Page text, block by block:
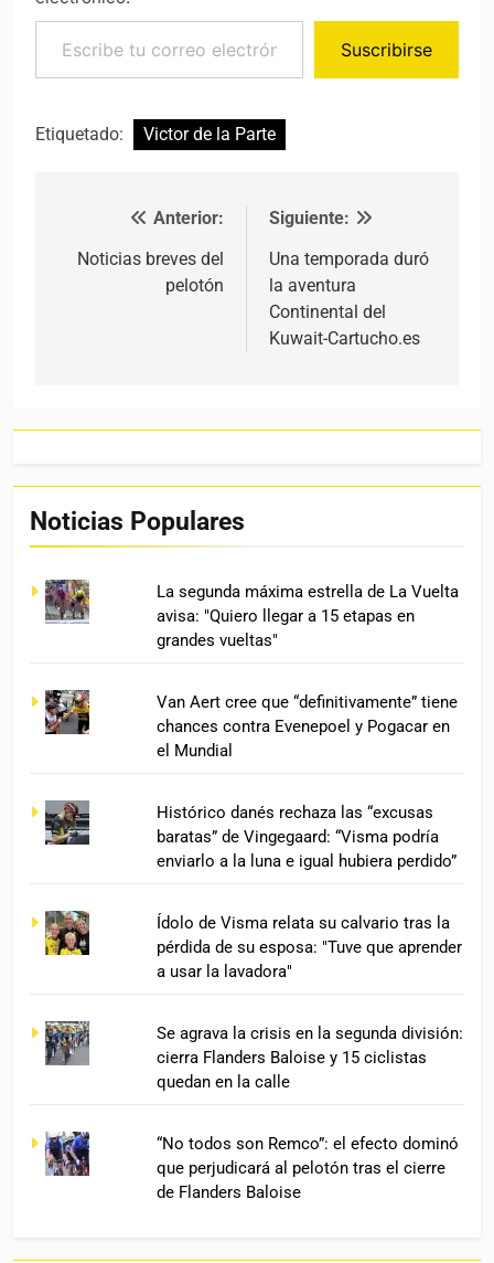
Escribe tu correo electrónico…
Suscribirse
Etiquetado: Victor de la Parte
Navegación de entradas
Anterior:
Noticias breves del
pelotón
Siguiente:
Una temporada duró
la aventura
Continental del
Kuwait-Cartucho.es
Noticias Populares
La segunda máxima estrella de La Vuelta
avisa: "Quiero llegar a 15 etapas en
grandes vueltas"
Van Aert cree que “definitivamente” tiene
chances contra Evenepoel y Pogacar en
el Mundial
Histórico danés rechaza las “excusas
baratas” de Vingegaard: “Visma podría
enviarlo a la luna e igual hubiera perdido”
Ídolo de Visma relata su calvario tras la
pérdida de su esposa: "Tuve que aprender
a usar la lavadora"
Se agrava la crisis en la segunda división:
cierra Flanders Baloise y 15 ciclistas
quedan en la calle
“No todos son Remco”: el efecto dominó
que perjudicará al pelotón tras el cierre
de Flanders Baloise